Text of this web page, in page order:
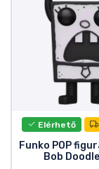
Elérhető
Funko POP
Bob
Szállítás
Sorozatos
Filmes
Mesés